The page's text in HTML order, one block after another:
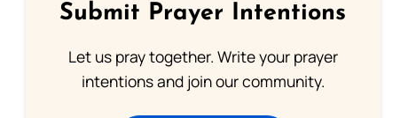
Submit Prayer Intentions
Let us pray together. Write your prayer
intentions and join our community.